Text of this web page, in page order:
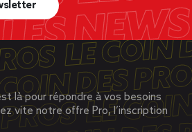
là pour répondre à vos besoins
vite notre offre Pro, l’inscription